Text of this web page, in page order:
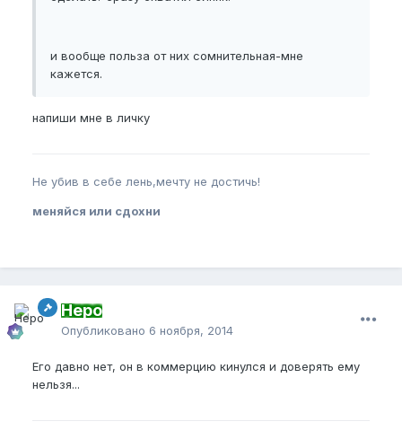
и вообще польза от них сомнительная-мне
кажется.
напиши мне в личку
Не убив в себе лень,мечту не достичь!
меняйся или сдохни
Неро
Опубликовано 6 ноября, 2014
Его давно нет, он в коммерцию кинулся и доверять ему
нельзя...